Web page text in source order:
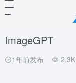
ImageGPT
1年前发布 2.3K